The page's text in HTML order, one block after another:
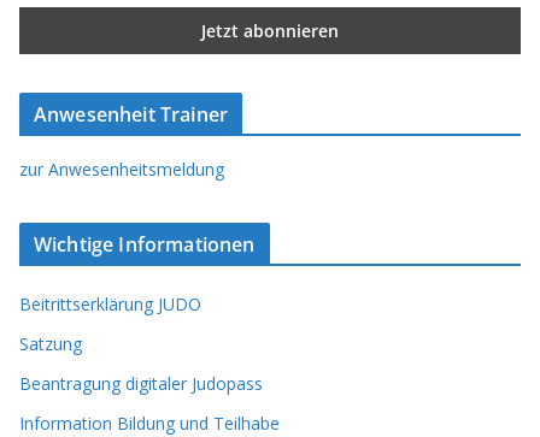
Anwesenheit Trainer
zur Anwesenheitsmeldung
Wichtige Informationen
Beitrittserklärung JUDO
Satzung
Beantragung digitaler Judopass
Information Bildung und Teilhabe